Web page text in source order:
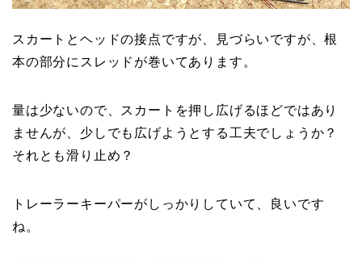
スカートとヘッドの接点ですが、見づらいですが、根
本の部分にスレッドが巻いてあります。
量は少ないので、スカートを押し広げるほどではあり
ませんが、少しでも広げようとする工夫でしょうか？
それとも滑り止め？
トレーラーキーパーがしっかりしていて、良いです
ね。